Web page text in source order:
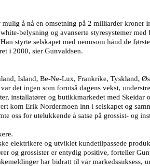
å nå en omsetning på 2 milliarder
belysning og avanserte styresystemer
styrte selskapet med nennsom hånd de
i 2000, sier Gunvaldsen.
Island, Be-Ne-Lux, Frankrike, Tyskland,
det ingen som forutså dagens vekst,
installatører og butikkmarkedet med
kom Erik Nordermoen inn i selskapet og
oss for utelukkende å satse på grossist- og
elektrikere og utviklet kundetilpassede
og grossister er entydig positive, forteller
har bidratt til vår markedssuksess,